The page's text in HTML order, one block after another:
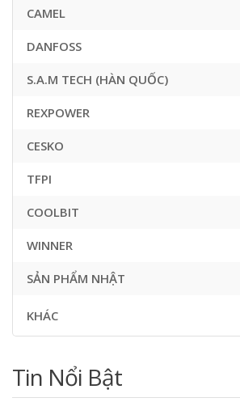
CAMEL
DANFOSS
S.A.M TECH (HÀN QUỐC)
REXPOWER
CESKO
TFPI
COOLBIT
WINNER
SẢN PHẨM NHẬT
KHÁC
Tin Nổi Bật